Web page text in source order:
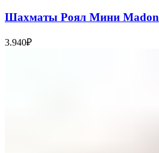
Шахматы Роял Мини Madon
3.940₽